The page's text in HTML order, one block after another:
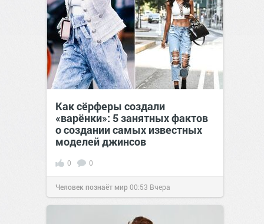
Как сёрферы создали
«варёнки»: 5 занятных фактов
о создании самых известных
моделей джинсов
0 0
Человек познаёт мир00:53 Вчера